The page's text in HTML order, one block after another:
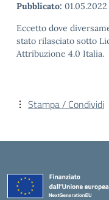
Pubblicato: 01.05.2022
Eccetto dove
stato rilasciato sotto
Attribuzione 4.0 Italia.
Stampa / Condividi